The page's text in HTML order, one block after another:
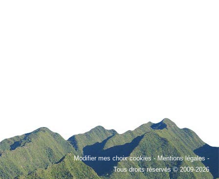
Modifier mes choix cookies-Mentions légales -
Tous droits réservés © 2009-2026